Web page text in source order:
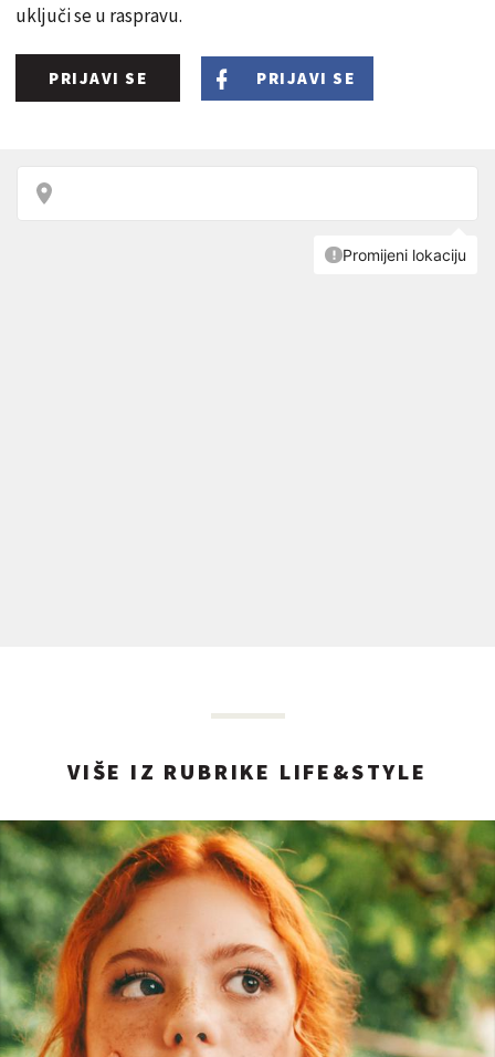
uključi se u raspravu.
PRIJAVI SE PRIJAVI SE
VIŠE IZ RUBRIKE LIFE&STYLE